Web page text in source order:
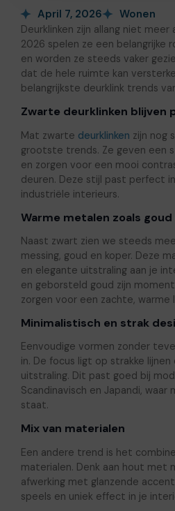
April 7, 2026 Wonen
Deurklinken zijn allang niet
2026 spelen ze een belangrijke
en worden ze steeds vaker
dat de hele ruimte kan
belangrijkste deurklink trends
Zwarte deurklinken blijven
Mat zwarte deurklinken zijn nog
grootste trends. Ze geven een
en zorgen voor een mooi
deuren. Deze stijl past perfect
industriële interieurs.
Warme metalen zoals goud
Naast zwart zien we steeds
messing, goud en koper. Deze
en elegante uitstraling aan je
en geborsteld goud zijn
zorgen voor een zachte, warme
Minimalistisch en strak
Eenvoudige vormen zonder
in. De focus ligt op strakke
uitstraling. Dit past goed bij
Scandinavisch en Japandi, waar
staat.
Mix van materialen
Een andere trend is het
materialen. Denk aan hout met
afwerking met glanzende
speels en uniek effect in je